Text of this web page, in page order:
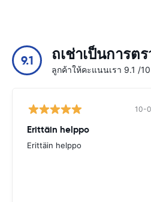
9.1 ถเช่าเป็นการต
ลูกค้าให้คะแนนเรา 9.1 /
10-
Erittäin helppo
Erittäin helppo